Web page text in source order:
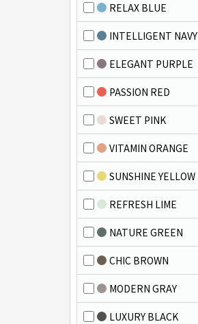
RELAX BLUE
INTELLIGENT NAVY
ELEGANT PURPLE
PASSION RED
SWEET PINK
VITAMIN ORANGE
SUNSHINE YELLOW
REFRESH LIME
NATURE GREEN
CHIC BROWN
MODERN GRAY
LUXURY BLACK